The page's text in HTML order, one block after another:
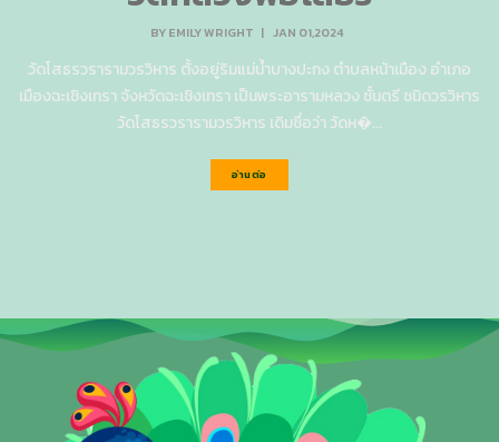
BYEMILY WRIGHT | JAN 01,2024
วัดโสธรวรารามวรวิหาร ตั้งอยู่ริมแม่น้ำบางปะกง ตำบลหน้าเมือง อำเภอ
เมืองฉะเชิงเทรา จังหวัดฉะเชิงเทรา เป็นพระอารามหลวง ชั้นตรี ชนิดวรวิหาร
วัดโสธรวรารามวรวิหาร เดิมชื่อว่า วัดห�...
อ่านต่อ